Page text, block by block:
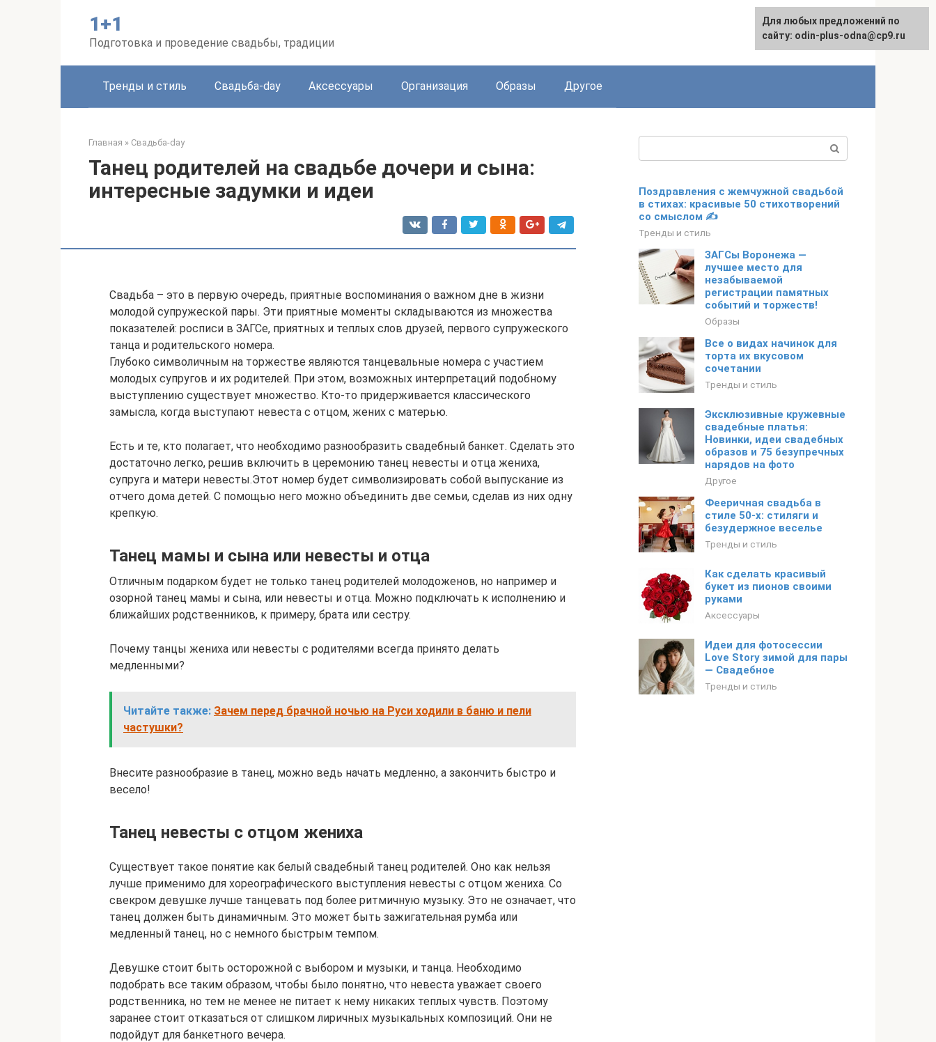
1+1
Подготовка и проведение свадьбы, традиции
Тренды и стиль Свадьба-day Аксессуары Организация Образы Другое
Главная » Свадьба-day
Танец родителей на свадьбе дочери и сына:
интересные задумки и идеи
Свадьба – это в первую очередь, приятные воспоминания о важном дне в жизни
молодой супружеской пары. Эти приятные моменты складываются из множества
показателей: росписи в ЗАГСе, приятных и теплых слов друзей, первого супружеского
танца и родительского номера.
Глубоко символичным на торжестве являются танцевальные номера с участием
молодых супругов и их родителей. При этом, возможных интерпретаций подобному
выступлению существует множество. Кто-то придерживается классического
замысла, когда выступают невеста с отцом, жених с матерью.
Есть и те, кто полагает, что необходимо разнообразить свадебный банкет. Сделать это
достаточно легко, решив включить в церемонию танец невесты и отца жениха,
супруга и матери невесты.Этот номер будет символизировать собой выпускание из
отчего дома детей. С помощью него можно объединить две семьи, сделав из них одну
крепкую.
Танец мамы и сына или невесты и отца
Отличным подарком будет не только танец родителей молодоженов, но например и
озорной танец мамы и сына, или невесты и отца. Можно подключать к исполнению и
ближайших родственников, к примеру, брата или сестру.
Почему танцы жениха или невесты с родителями всегда принято делать
медленными?
Читайте также: Зачем перед брачной ночью на Руси ходили в баню и пели
частушки?
Внесите разнообразие в танец, можно ведь начать медленно, а закончить быстро и
весело!
Танец невесты с отцом жениха
Существует такое понятие как белый свадебный танец родителей. Оно как нельзя
лучше применимо для хореографического выступления невесты с отцом жениха. Со
свекром девушке лучше танцевать под более ритмичную музыку. Это не означает, что
танец должен быть динамичным. Это может быть зажигательная румба или
медленный танец, но с немного быстрым темпом.
Девушке стоит быть осторожной с выбором и музыки, и танца. Необходимо
подобрать все таким образом, чтобы было понятно, что невеста уважает своего
родственника, но тем не менее не питает к нему никаких теплых чувств. Поэтому
заранее стоит отказаться от слишком лиричных музыкальных композиций. Они не
подойдут для банкетного вечера.
Поздравления с жемчужной свадьбой
в стихах: красивые 50 стихотворений
со смыслом ✍
Тренды и стиль
ЗАГСы Воронежа —
лучшее место для
незабываемой
регистрации памятных
событий и торжеств!
Образы
Все о видах начинок для
торта их вкусовом
сочетании
Тренды и стиль
Эксклюзивные кружевные
свадебные платья:
Новинки, идеи свадебных
образов и 75 безупречных
нарядов на фото
Другое
Фееричная свадьба в
стиле 50-х: стиляги и
безудержное веселье
Тренды и стиль
Как сделать красивый
букет из пионов своими
руками
Аксессуары
Идеи для фотосессии
Love Story зимой для пары
— Свадебное
Тренды и стиль
Для любых предложений по
сайту: odin-plus-odna@cp9.ru